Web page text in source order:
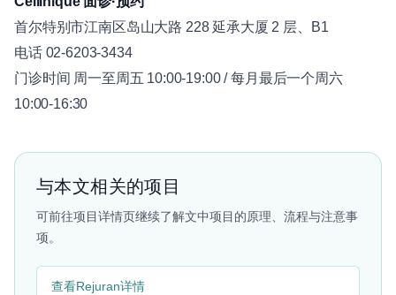
首尔特别市江南区岛山大路 228 延承大厦 2 层、B1
电话 02-6203-3434
门诊时间 周一至周五 10:00-19:00 / 每月最后一个周六
10:00-16:30
与本文相关的项目
可前往项目详情页继续了解文中项目的原理、流程与注意事
项。
查看Rejuran详情